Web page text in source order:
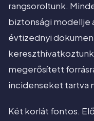
rangsoroltunk.
biztonsági modellje
évtizednyi
megerősített
incidenseket tartva
Két korlát fontos.